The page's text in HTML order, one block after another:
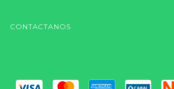
CONTACTANOS